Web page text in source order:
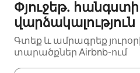
Փյուջեթ․
վարձակալություն
Գտեք և ամրագրեք
տարածքներ Airbnb-ում